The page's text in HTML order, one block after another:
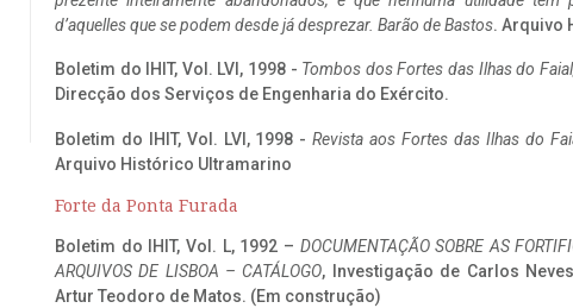
d’aquelles que se podem desde já desprezar. Barão de Bastos. Arquivo
Boletim do IHIT, Vol. LVI, 1998 - Tombos dos Fortes das Ilhas do
Direcção dos Serviços de Engenharia do Exército.
Boletim do IHIT, Vol. LVI, 1998 -Revista aos Fortes das Ilhas do
Arquivo Histórico Ultramarino
Forte da Ponta Furada
Boletim do IHIT, Vol. L, 1992 – DOCUMENTAÇÃO SOBRE AS
ARQUIVOS DE LISBOA – CATÁLOGO, Investigação de Carlos
Artur Teodoro de Matos. (Em construção)